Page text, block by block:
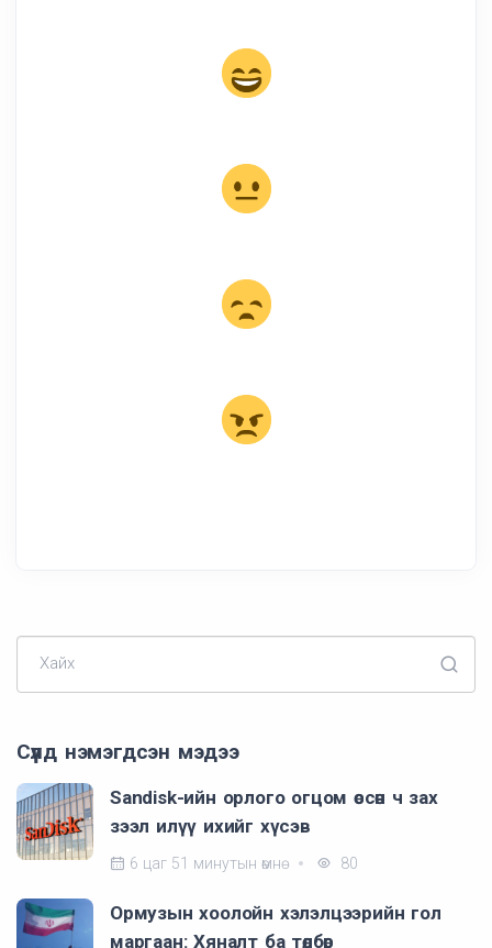
Хайх
Сүүлд нэмэгдсэн мэдээ
Sandisk-ийн орлого огцом өссөн ч зах
зээл илүү ихийг хүсэв
6 цаг 51 минутын өмнө 80
Ормузын хоолойн хэлэлцээрийн гол
маргаан: Хяналт ба төлбөр